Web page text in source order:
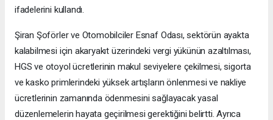
ifadelerini kullandı.
Şiran Şoförler ve Otomobilciler Esnaf Odası, sektörün ayakta
kalabilmesi için akaryakıt üzerindeki vergi yükünün azaltılması,
HGS ve otoyol ücretlerinin makul seviyelere çekilmesi, sigorta
ve kasko primlerindeki yüksek artışların önlenmesi ve nakliye
ücretlerinin zamanında ödenmesini sağlayacak yasal
düzenlemelerin hayata geçirilmesi gerektiğini belirtti. Ayrıca